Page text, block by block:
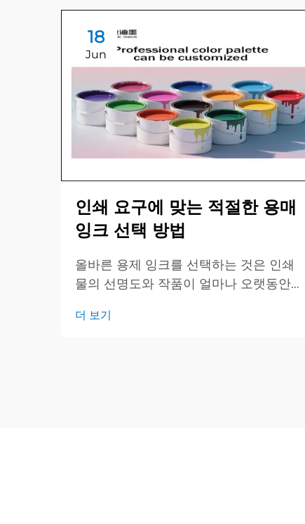
18
Jun
인쇄 요구에 맞는 적절한 용매
잉크 선택 방법
올바른 용제 잉크를 선택하는 것은 인쇄
물의 선명도와 작품이 얼마나 오랫동안
문에 중요합니다. 이 간단한 가이드는 주
더 보기